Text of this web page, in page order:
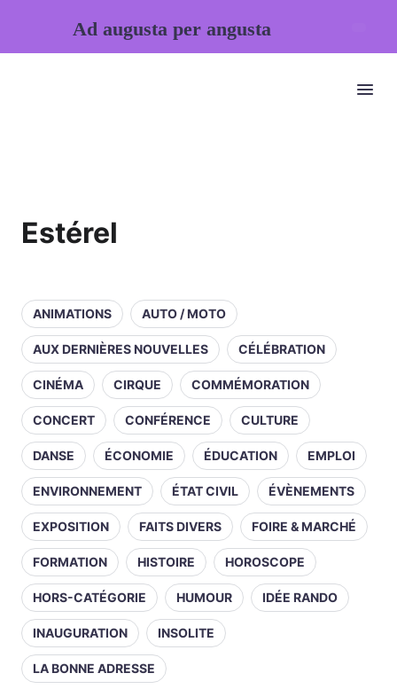
Estérel
ANIMATIONS AUTO / MOTO
AUX DERNIÈRES NOUVELLES CÉLÉBRATION
CINÉMA CIRQUE COMMÉMORATION
CONCERT CONFÉRENCE CULTURE
DANSE ÉCONOMIE ÉDUCATION EMPLOI
ENVIRONNEMENT ÉTAT CIVIL ÉVÈNEMENTS
EXPOSITION FAITS DIVERS FOIRE & MARCHÉ
FORMATION HISTOIRE HOROSCOPE
HORS-CATÉGORIE HUMOUR IDÉE RANDO
INAUGURATION INSOLITE
LA BONNE ADRESSE
Ad augusta per angusta